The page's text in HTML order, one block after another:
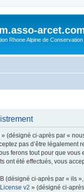
Rhone Alpine de
(désigné ci-après par «
pas d’être
ferons tout pour que
ont été effectués, vous
(désigné ci-après par « ils
v2 » (désigné ci-